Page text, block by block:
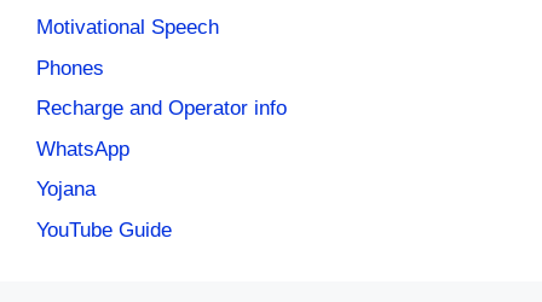
Motivational Speech
Phones
Recharge and Operator info
WhatsApp
Yojana
YouTube Guide